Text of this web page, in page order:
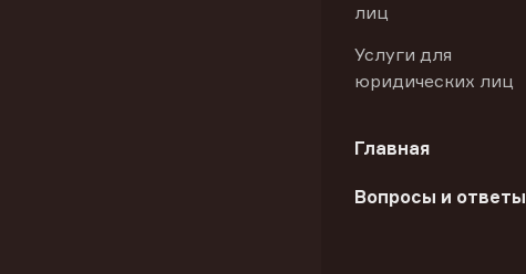
лиц
Услуги для
юридических лиц
Главная
Вопросы и ответы